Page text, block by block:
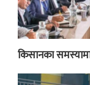
किसानका